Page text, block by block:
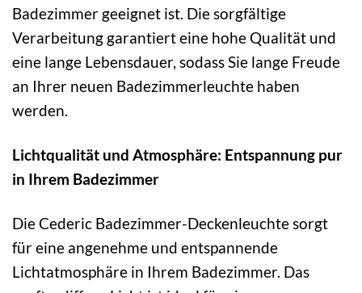
Badezimmer geeignet ist. Die sorgfältige
Verarbeitung garantiert eine hohe Qualität und
eine lange Lebensdauer, sodass Sie lange Freude
an Ihrer neuen Badezimmerleuchte haben
werden.
Lichtqualität und Atmosphäre: Entspannung pur
in Ihrem Badezimmer
Die Cederic Badezimmer-Deckenleuchte sorgt
für eine angenehme und entspannende
Lichtatmosphäre in Ihrem Badezimmer. Das